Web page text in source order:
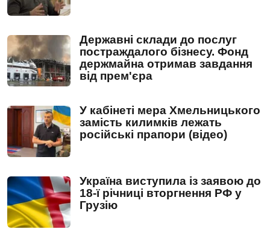
Державні склади до послуг
постраждалого бізнесу. Фонд
держмайна отримав завдання
від прем'єра
У кабінеті мера Хмельницького
замість килимків лежать
російські прапори (відео)
Україна виступила із заявою до
18-ї річниці вторгнення РФ у
Грузію